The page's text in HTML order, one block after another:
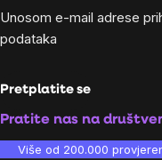
Unosom e-mail adrese
podataka
Pretplatite se
Pratite nas na
Više od 200.000